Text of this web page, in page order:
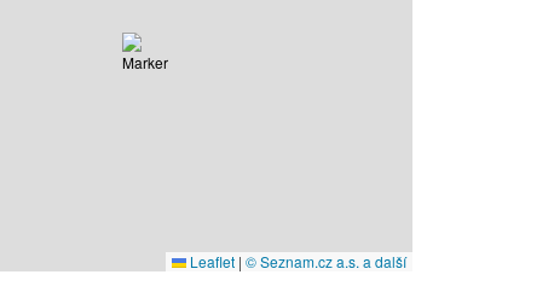
Leaflet | © Seznam.cz a.s. a další